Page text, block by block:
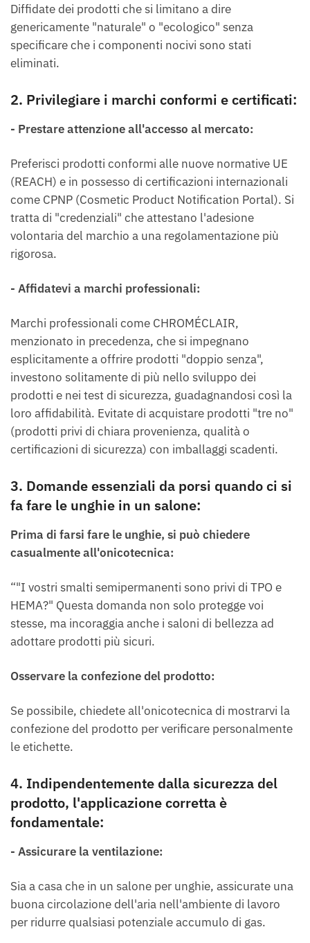
Diffidate dei prodotti che si limitano a dire
genericamente "naturale" o "ecologico" senza
specificare che i componenti nocivi sono stati
eliminati.
2. Privilegiare i marchi conformi e certificati:
- Prestare attenzione all'accesso al mercato:
Preferisci prodotti conformi alle nuove normative UE
(REACH) e in possesso di certificazioni internazionali
come CPNP (Cosmetic Product Notification Portal). Si
tratta di "credenziali" che attestano l'adesione
volontaria del marchio a una regolamentazione più
rigorosa.
- Affidatevi a marchi professionali:
Marchi professionali come CHROMÉCLAIR,
menzionato in precedenza, che si impegnano
esplicitamente a offrire prodotti "doppio senza",
investono solitamente di più nello sviluppo dei
prodotti e nei test di sicurezza, guadagnandosi così la
loro affidabilità. Evitate di acquistare prodotti "tre no"
(prodotti privi di chiara provenienza, qualità o
certificazioni di sicurezza) con imballaggi scadenti.
3. Domande essenziali da porsi quando ci si
fa fare le unghie in un salone:
Prima di farsi fare le unghie, si può chiedere
casualmente all'onicotecnica:
“"I vostri smalti semipermanenti sono privi di TPO e
HEMA?" Questa domanda non solo protegge voi
stesse, ma incoraggia anche i saloni di bellezza ad
adottare prodotti più sicuri.
Osservare la confezione del prodotto:
Se possibile, chiedete all'onicotecnica di mostrarvi la
confezione del prodotto per verificare personalmente
le etichette.
4. Indipendentemente dalla sicurezza del
prodotto, l'applicazione corretta è
fondamentale:
- Assicurare la ventilazione:
Sia a casa che in un salone per unghie, assicurate una
buona circolazione dell'aria nell'ambiente di lavoro
per ridurre qualsiasi potenziale accumulo di gas.